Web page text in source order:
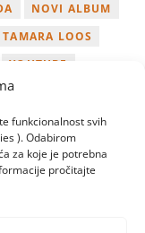
funkcionalnost svih
). Odabirom
za koje je potrebna
pročitajte
NOVI ALBUM
TAMARA LOOS
YOUTUBE